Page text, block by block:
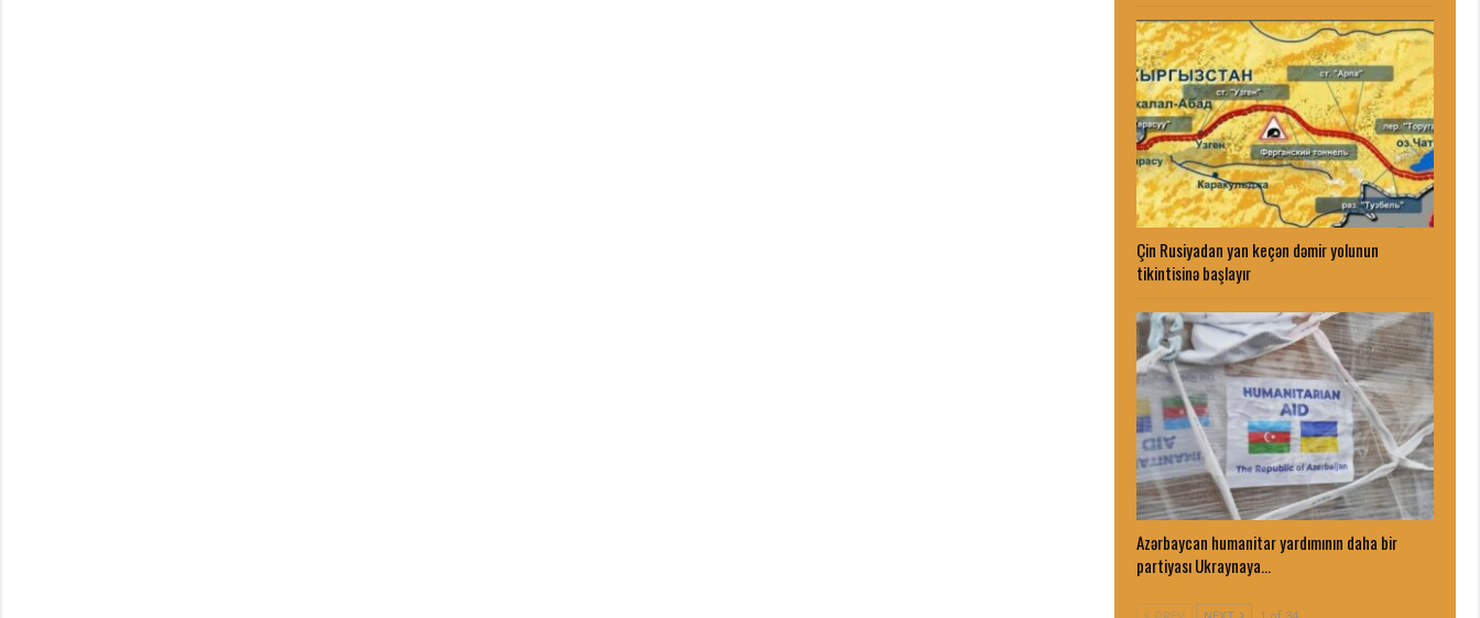
Çin Rusiyadan yan keçən dəmir yolunun
tikintisinə başlayır
Azərbaycan humanitar yardımının daha bir
partiyası Ukraynaya…